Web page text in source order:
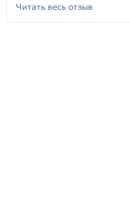
Читать весь отзыв